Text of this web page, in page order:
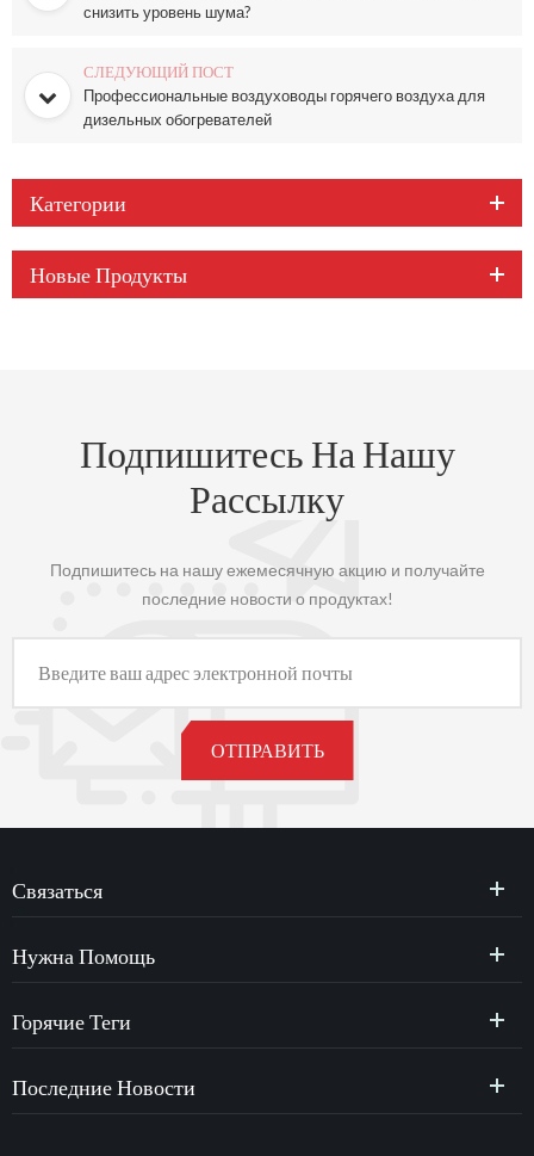
снизить уровень шума?
СЛЕДУЮЩИЙ ПОСТ
Профессиональные воздуховоды горячего воздуха для
дизельных обогревателей
Категории
Новые Продукты
Подпишитесь На Нашу
Рассылку
Подпишитесь на нашу ежемесячную акцию и получайте
последние новости о продуктах!
Связаться
Нужна Помощь
Горячие Теги
Последние Новости